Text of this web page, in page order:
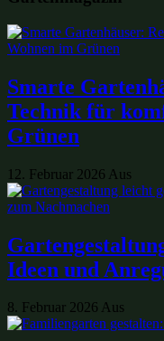
Smarte
Technik für
Grünen
12. Februar 2026 Aus
Ideen und
8. Februar 2026 Aus